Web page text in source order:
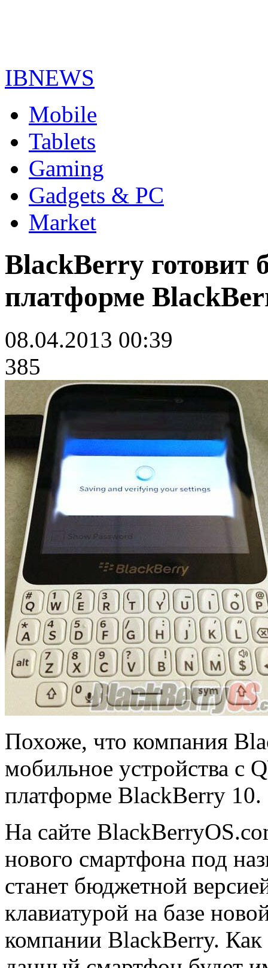
IBNEWS
Mobile
Tablets
Gaming
Gadgets & PC
Market
BlackBerry
платформе
08.04.2013 00:39
385
Похоже, что компания
мобильное устройства с
платформе BlackBerry 10.
На сайте
нового смартфона под
станет бюджетной
клавиатурой на базе
компании BlackBerry. Как